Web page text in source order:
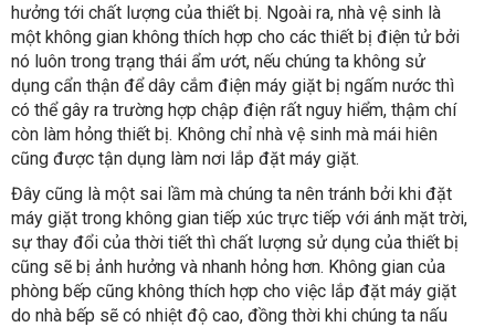
hưởng tới chất lượng của thiết bị. Ngoài ra, nhà vệ sinh là
một không gian không thích hợp cho các thiết bị điện tử bởi
nó luôn trong trạng thái ẩm ướt, nếu chúng ta không sử
dụng cẩn thận để dây cắm điện máy giặt bị ngấm nước thì
có thể gây ra trường hợp chập điện rất nguy hiểm, thậm chí
còn làm hỏng thiết bị. Không chỉ nhà vệ sinh mà mái hiên
cũng được tận dụng làm nơi lắp đặt máy giặt.
Đây cũng là một sai lầm mà chúng ta nên tránh bởi khi đặt
máy giặt trong không gian tiếp xúc trực tiếp với ánh mặt trời,
sự thay đổi của thời tiết thì chất lượng sử dụng của thiết bị
cũng sẽ bị ảnh hưởng và nhanh hỏng hơn. Không gian của
phòng bếp cũng không thích hợp cho việc lắp đặt máy giặt
do nhà bếp sẽ có nhiệt độ cao, đồng thời khi chúng ta nấu